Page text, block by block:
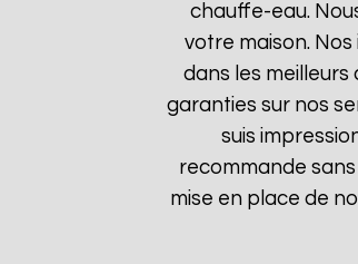
chauffe-eau.
votre maison.
dans les
garanties sur nos
suis
recommande
mise en place de